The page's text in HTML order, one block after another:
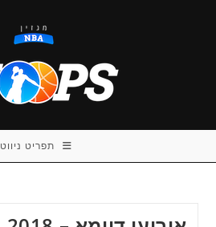
תפריט ניווט